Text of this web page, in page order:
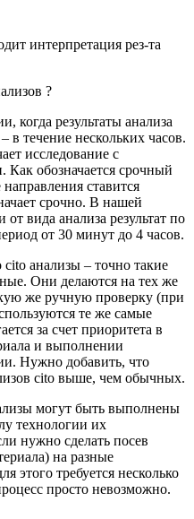
интерпретация рез-та
?
когда результаты анализа
в течение нескольких часов.
исследование с
Как обозначается срочный
ставится
срочно. В нашей
вида анализа результат по
от 30 минут до 4 часов.
анализы – точно такие
Они делаются на тех же
же ручную проверку (при
те же самые
за счет приоритета в
и выполнении
Нужно добавить, что
cito выше, чем обычных.
могут быть выполнены
технологии их
нужно сделать посев
на разные
этого требуется несколько
просто невозможно.